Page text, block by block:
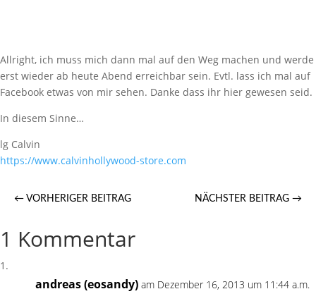
Allright, ich muss mich dann mal auf den Weg machen und werde
erst wieder ab heute Abend erreichbar sein. Evtl. lass ich mal auf
Facebook etwas von mir sehen. Danke dass ihr hier gewesen seid.
In diesem Sinne…
lg Calvin
https://​www.calvinhollywood-store.com
← VORHERIGER BEITRAG NÄCHSTER BEITRAG →
1 Kommentar
andreas (eosandy) am Dezember 16, 2013 um 11:44 a.m.